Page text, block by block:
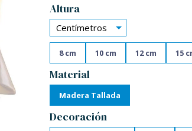
Altura
Centímetros
8 cm 10 cm 12 cm 15
Material
Madera Tallada
Decoración